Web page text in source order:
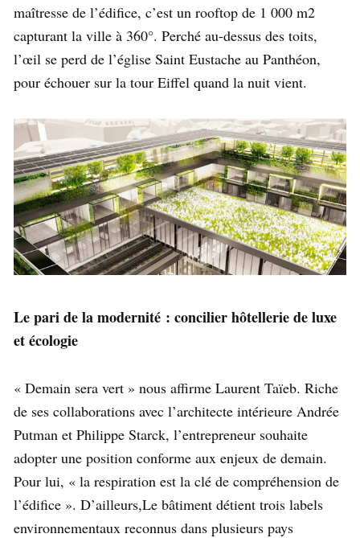
maîtresse de l’édifice, c’est un rooftop de 1 000 m2
capturant la ville à 360°. Perché au-dessus des toits,
l’œil se perd de l’église Saint Eustache au Panthéon,
pour échouer sur la tour Eiffel quand la nuit vient.
Le pari de la modernité : concilier hôtellerie de luxe
et écologie
« Demain sera vert » nous affirme Laurent Taïeb. Riche
de ses collaborations avec l’architecte intérieure Andrée
Putman et Philippe Starck, l’entrepreneur souhaite
adopter une position conforme aux enjeux de demain.
Pour lui, « la respiration est la clé de compréhension de
l’édifice ». D’ailleurs,Le bâtiment détient trois labels
environnementaux reconnus dans plusieurs pays